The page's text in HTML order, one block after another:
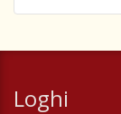
Loghi